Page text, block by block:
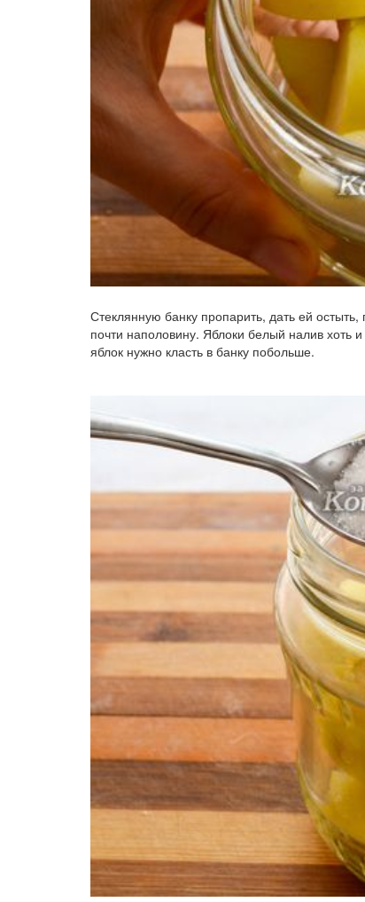
Стеклянную банку пропарить, дать ей
почти наполовину. Яблоки белый налив хоть
яблок нужно класть в банку побольше.